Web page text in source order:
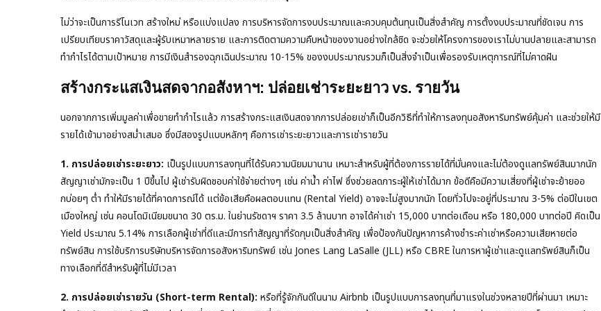
ไม่ว่าจะเป็นการรีโนเวท สร้างใหม่ หรือแบ่งแปลง การบริหารจัดการงบประมาณและควบคุมต้นทุนเป็นสิ่งสำคัญ การตั้งงบประมาณที่ชัดเจน การ
เปรียบเทียบราคาวัสดุและผู้รับเหมาหลายราย และการติดตามความคืบหน้าของงานอย่างใกล้ชิด จะช่วยให้โครงการของเราไม่บานปลายและสามารถ
ทำกำไรได้ตามเป้าหมาย การมีเงินสำรองฉุกเฉินประมาณ 10-15% ของงบประมาณรวมก็เป็นสิ่งจำเป็นเพื่อรองรับเหตุการณ์ที่ไม่คาดฝัน
สร้างกระแสเงินสดจากอสังหาฯ: ปล่อยเช่าระยะยาว vs. รายวัน
นอกจากการเพิ่มมูลค่าเพื่อขายทำกำไรแล้ว การสร้างกระแสเงินสดจากการปล่อยเช่าก็เป็นอีกวิธีที่ทำให้การลงทุนอสังหาริมทรัพย์คุ้มค่า และช่วยให้มี
รายได้เข้ามาอย่างสม่ำเสมอ ซึ่งมีสองรูปแบบหลักๆ คือการเช่าระยะยาวและการเช่ารายวัน
1. การปล่อยเช่าระยะยาว: เป็นรูปแบบการลงทุนที่ได้รับความนิยมมานาน เหมาะสำหรับผู้ที่ต้องการรายได้ที่มั่นคงและไม่ต้องดูแลทรัพย์สินมากนัก
สัญญาเช่ามักจะเป็น 1 ปีขึ้นไป ผู้เช่ารับผิดชอบค่าใช้จ่ายต่างๆ เช่น ค่าน้ำ ค่าไฟ ซึ่งช่วยลดภาระผู้ให้เช่าได้มาก ข้อดีคือมีความเสี่ยงที่ผู้เช่าจะย้ายออ
กบ่อยๆ ต่ำ ทำให้มีรายได้ที่คาดการณ์ได้ แต่ข้อเสียคือผลตอบแทน (Rental Yield) อาจจะไม่สูงมากนัก โดยทั่วไปจะอยู่ที่ประมาณ 3-5% ต่อปีในเขต
เมืองใหญ่ เช่น คอนโดมิเนียมขนาด 30 ตร.ม. ในย่านรัชดาฯ ราคา 3.5 ล้านบาท อาจได้ค่าเช่า 15,000 บาทต่อเดือน หรือ 180,000 บาทต่อปี คิดเป็น
Yield ประมาณ 5.14% การเลือกผู้เช่าที่ดีและมีการทำสัญญาที่รัดกุมเป็นสิ่งสำคัญ เพื่อป้องกันปัญหาการค้างชำระค่าเช่าหรือความเสียหายต่อ
ทรัพย์สิน การใช้บริการบริษัทบริหารจัดการอสังหาริมทรัพย์ เช่น Jones Lang LaSalle (JLL) หรือ CBRE ในการหาผู้เช่าและดูแลทรัพย์สินก็เป็น
ทางเลือกที่ดีสำหรับผู้ที่ไม่มีเวลา
2. การปล่อยเช่ารายวัน (Short-term Rental): หรือที่รู้จักกันดีในนาม Airbnb เป็นรูปแบบการลงทุนที่มาแรงในช่วงหลายปีที่ผ่านมา เหมาะ